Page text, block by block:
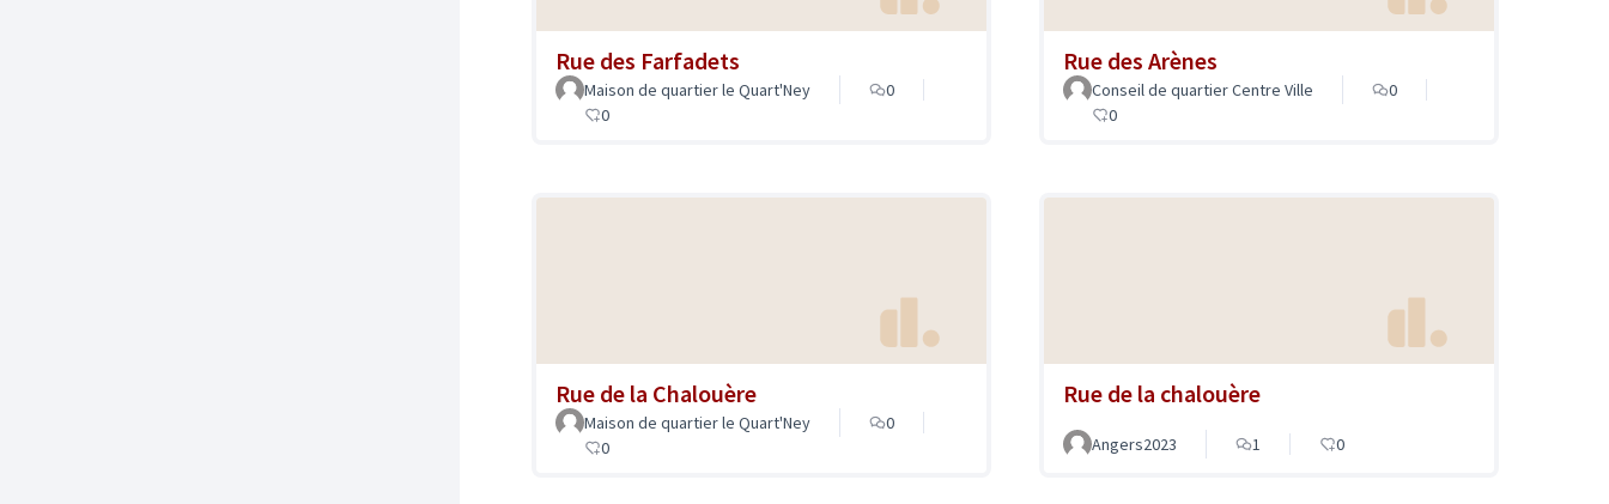
Rue des Farfadets
Maison de quartier le Quart'Ney
0
0
Rue des Arènes
Conseil de quartier Centre Ville
0
0
Rue de la Chalouère
Maison de quartier le Quart'Ney
0
0
Rue de la chalouère
Angers2023 1 0